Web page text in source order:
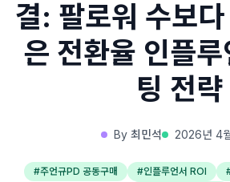
결: 팔로워 수보
은 전환율 인플루
팅 전략
By 최민석 2026년 4
#주언규PD 공동구매 #인플루언서 ROI